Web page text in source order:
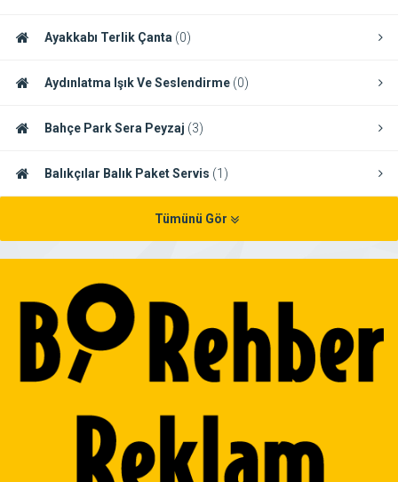
Ayakkabı Terlik Çanta (0)
Aydınlatma Işık Ve Seslendirme (0)
Bahçe Park Sera Peyzaj (3)
Balıkçılar Balık Paket Servis (1)
Tümünü Gör